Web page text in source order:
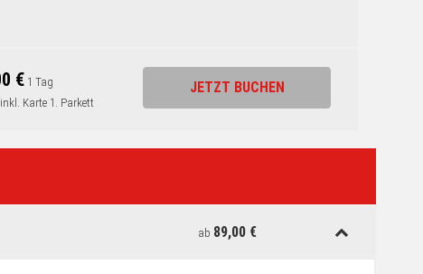
€ 1 Tag
Karte 1. Parkett
JETZT BUCHEN
ab 89,00 €